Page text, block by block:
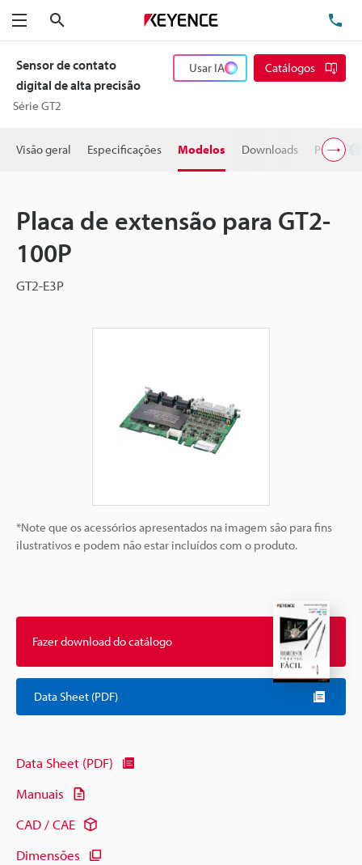
Menu
Sensor de contato
digital de alta precisão
Série GT2
Usar IA Catálogos
Visão geral Especificações Modelos Downloads Preço
Placa de extensão para GT2-
100P
GT2-E3P
*Note que os acessórios apresentados na imagem são para fins
ilustrativos e podem não estar incluídos com o produto.
Fazer download do catálogo
Data Sheet (PDF)
Data Sheet (PDF)
Manuais
CAD / CAE
Dimensões